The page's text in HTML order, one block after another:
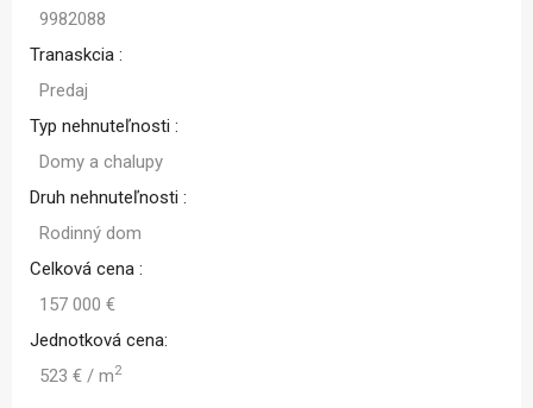
9982088
Tranaskcia :
Predaj
Typ nehnuteľnosti :
Domy a chalupy
Druh nehnuteľnosti :
Rodinný dom
Celková cena :
157 000 €
Jednotková cena:
523 € / m2